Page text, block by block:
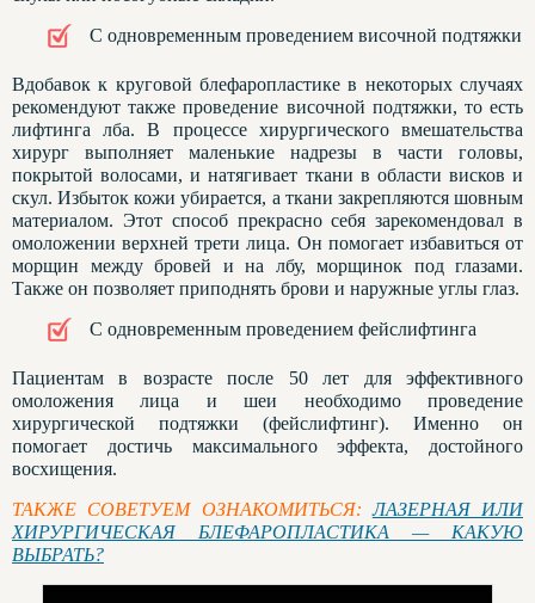
С одновременным проведением височной подтяжки
Вдобавок к круговой блефаропластике в некоторых случаях
рекомендуют также проведение височной подтяжки, то есть
лифтинга лба. В процессе хирургического вмешательства
хирург выполняет маленькие надрезы в части головы,
покрытой волосами, и натягивает ткани в области висков и
скул. Избыток кожи убирается, а ткани закрепляются шовным
материалом. Этот способ прекрасно себя зарекомендовал в
омоложении верхней трети лица. Он помогает избавиться от
морщин между бровей и на лбу, морщинок под глазами.
Также он позволяет приподнять брови и наружные углы глаз.
С одновременным проведением фейслифтинга
Пациентам в возрасте после 50 лет для эффективного
омоложения лица и шеи необходимо проведение
хирургической подтяжки (фейслифтинг). Именно он
помогает достичь максимального эффекта, достойного
восхищения.
ТАКЖЕ СОВЕТУЕМ ОЗНАКОМИТЬСЯ: ЛАЗЕРНАЯ ИЛИ
ХИРУРГИЧЕСКАЯ БЛЕФАРОПЛАСТИКА — КАКУЮ
ВЫБРАТЬ?